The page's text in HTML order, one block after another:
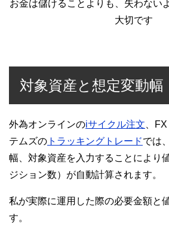
お金は儲けることよりも、失わない
大切です
対象資産と想定変動幅
外為オンラインのiサイクル注文 、
テムズの トラッキングトレードでは
幅、対象資産を入力することにより
ジション数）が自動計算されます。
私が実際に運用した際の必要金額と
す。